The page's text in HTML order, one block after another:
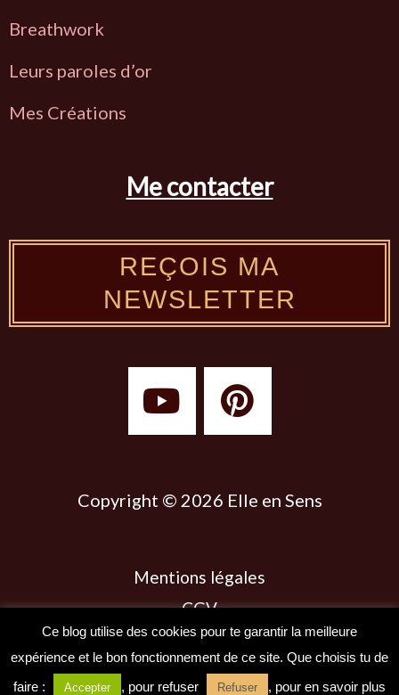
Breathwork
Leurs paroles d’or
Mes Créations
Me contacter
REÇOIS MA
NEWSLETTER
Y
o
u
u
P
i
n
e
s
t
Copyright © 2026 Elle en Sens
Mentions légales
CGV
Politique des cookies
Politique de confidentialité
Ce blog utilise des cookies pour te garantir la meilleure
expérience et le bon fonctionnement de ce site. Que choisis tu de
faire :
Accepter , pour refuser Refuser , pour en savoir plus